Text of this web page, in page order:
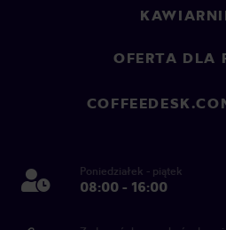
OFERTA DLA
Poniedziałek - piątek
08:00 - 16:00